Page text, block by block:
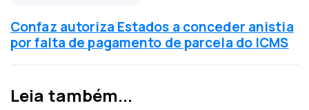
e
r
i
r
ó
x
i
m
n
Confaz autoriza Estados a conceder anistia
por falta de pagamento de parcela do ICMS
Leia também...